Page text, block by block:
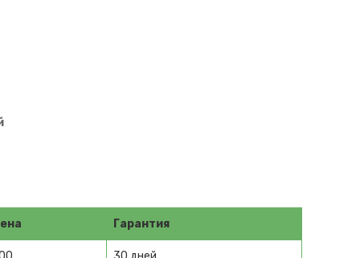
Гарантия